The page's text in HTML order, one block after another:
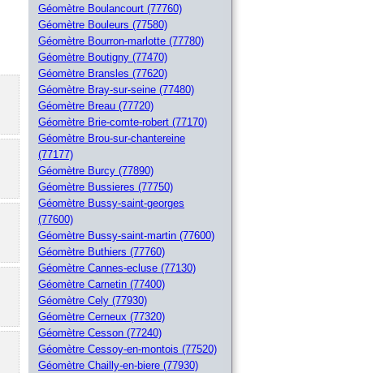
Géomètre Boulancourt (77760)
Géomètre Bouleurs (77580)
Géomètre Bourron-marlotte (77780)
Géomètre Boutigny (77470)
Géomètre Bransles (77620)
Géomètre Bray-sur-seine (77480)
Géomètre Breau (77720)
Géomètre Brie-comte-robert (77170)
Géomètre Brou-sur-chantereine
(77177)
Géomètre Burcy (77890)
Géomètre Bussieres (77750)
Géomètre Bussy-saint-georges
(77600)
Géomètre Bussy-saint-martin (77600)
Géomètre Buthiers (77760)
Géomètre Cannes-ecluse (77130)
Géomètre Carnetin (77400)
Géomètre Cely (77930)
Géomètre Cerneux (77320)
Géomètre Cesson (77240)
Géomètre Cessoy-en-montois (77520)
Géomètre Chailly-en-biere (77930)